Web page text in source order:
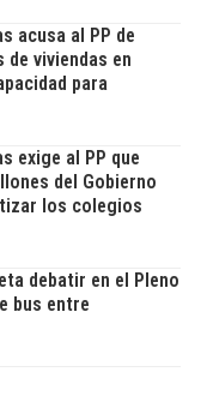
acusa al PP de
viviendas en
para
exige al PP que
del Gobierno
los colegios
debatir en el Pleno
bus entre